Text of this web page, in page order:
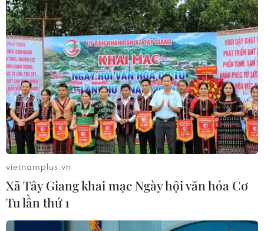
#LienVietPostBank #Xelex
#Máy tính bảng
#Nông nghiệp
#hỗ trợ trực tuyến nhu cầu vay vốn
Tp. Hồ Chí Minh
vietnamplus.vn
Xã Tây Giang khai mạc Ngày hội văn hóa Cơ
Tu lần thứ 1